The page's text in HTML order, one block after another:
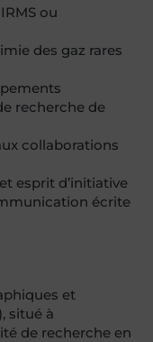
ou
des gaz rares
recherche de
collaborations
esprit d’initiative
écrite
et
situé à
de recherche en